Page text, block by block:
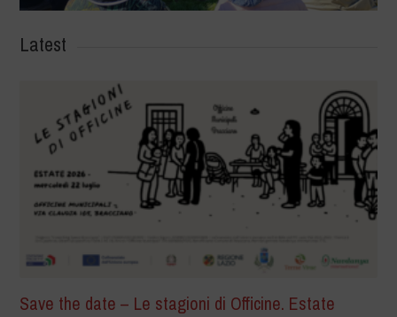
Latest
Save the date – Le stagioni di Officine. Estate